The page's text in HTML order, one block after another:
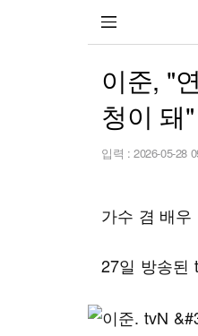
이준, "
청이 돼"
입력 : 2026-05-28
가수 겸 배
27일 방송된